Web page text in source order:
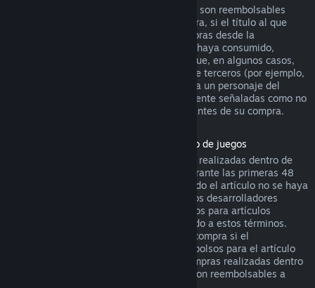
Los DLC adquiridos en la tienda de Steam son reembolsables
durante catorce días después de su compra, si el título al que
pertenecen se ha jugado menos de dos horas desde la
adquisición del DLC, y siempre que no se haya consumido,
modificado o transferido. Ten en cuenta que, en algunos casos,
Steam no podrá reembolsar ciertos DLC de terceros (por ejemplo,
si el DLC sube de nivel irreversiblemente a un personaje del
juego). Estas excepciones estarán claramente señaladas como no
reembolsables en la página de la tienda antes de su compra.
Reembolsos en compras realizadas dentro de juegos
Steam ofrecerá reembolsos para compras realizadas dentro de
cualquier juego desarrollado por Valve durante las primeras 48
horas tras su adquisición, siempre y cuando el artículo no se haya
consumido, modificado o transferido. Otros desarrolladores
tendrán la opción de activar los reembolsos para artículos
adquiridos dentro de sus juegos de acuerdo a estos términos.
Steam te informará en el momento de la compra si el
desarrollador ha optado por ofrecer reembolsos para el artículo
que vas a adquirir. De lo contrario, las compras realizadas dentro
de juegos no desarrollados por Valve no son reembolsables a